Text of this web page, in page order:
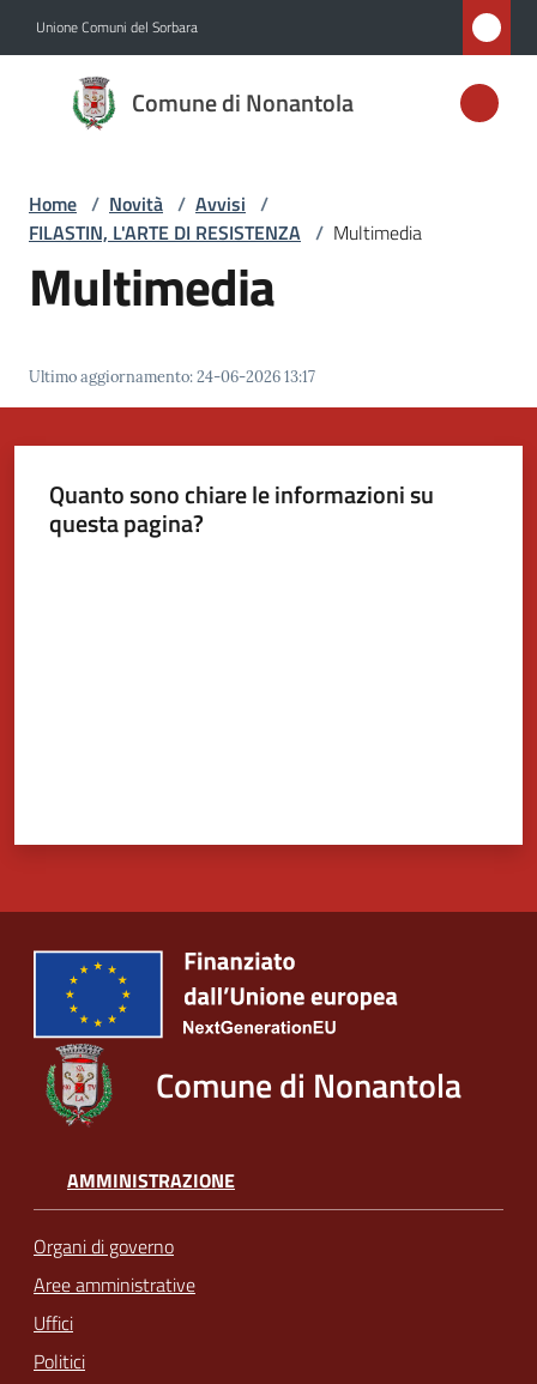
Unione Comuni del Sorbara
Comune di Nonantola
Comune di
Nonantola
Amministrazione
Novità
Menu selezionato
Vivere
Nonantola
Home / Novità / Avvisi /
FILASTIN, L'ARTE DI RESISTENZA / Multimedia
Multimedia
Ultimo aggiornamento:24-06-2026 13:17
Quanto sono chiare le informazioni su
questa pagina?
Comune di Nonantola
AMMINISTRAZIONE
Organi di governo
Aree amministrative
Uffici
Politici